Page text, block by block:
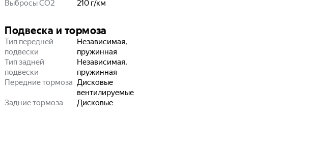
Выбросы CO2 210 г/км
Подвеска и тормоза
Тип передней
подвески
Независимая,
пружинная
Тип задней
подвески
Независимая,
пружинная
Передние тормоза Дисковые
вентилируемые
Задние тормоза
Дисковые